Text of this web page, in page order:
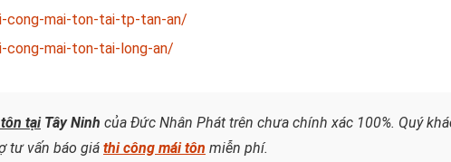
cong-mai-ton-tai-tp-tan-an/
mai-ton-tai-long-an/
tạiTây Ninh của Đức Nhân Phát trên chưa chính xác 100%. Quý
tư vấn báo giá thi công mái tôn miễn phí.